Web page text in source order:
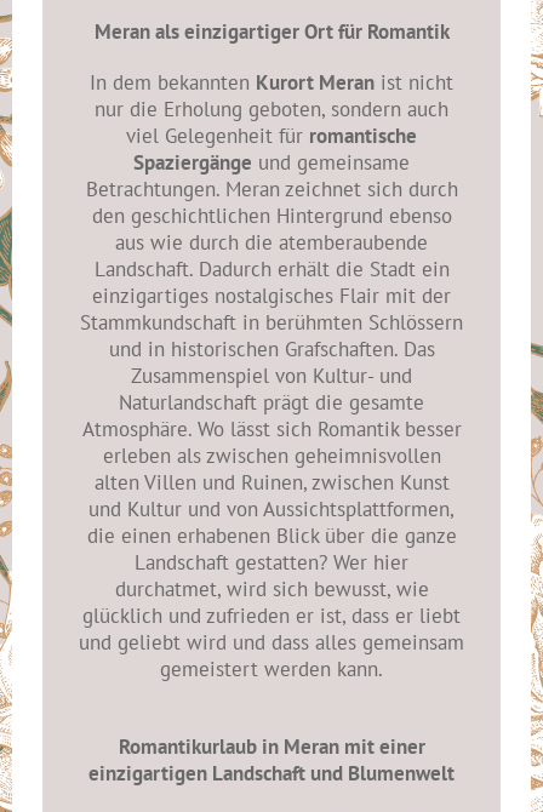
Meran als einzigartiger Ort für Romantik
In dem bekannten Kurort Meran ist nicht
nur die Erholung geboten, sondern auch
viel Gelegenheit für romantische
Spaziergänge und gemeinsame
Betrachtungen. Meran zeichnet sich durch
den geschichtlichen Hintergrund ebenso
aus wie durch die atemberaubende
Landschaft. Dadurch erhält die Stadt ein
einzigartiges nostalgisches Flair mit der
Stammkundschaft in berühmten Schlössern
und in historischen Grafschaften. Das
Zusammenspiel von Kultur- und
Naturlandschaft prägt die gesamte
Atmosphäre. Wo lässt sich Romantik besser
erleben als zwischen geheimnisvollen
alten Villen und Ruinen, zwischen Kunst
und Kultur und von Aussichtsplattformen,
die einen erhabenen Blick über die ganze
Landschaft gestatten? Wer hier
durchatmet, wird sich bewusst, wie
glücklich und zufrieden er ist, dass er liebt
und geliebt wird und dass alles gemeinsam
gemeistert werden kann.
Romantikurlaub in Meran mit einer
einzigartigen Landschaft und Blumenwelt